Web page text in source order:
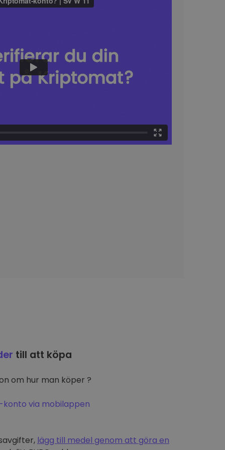
till att köpa
om hur man köper ?
via mobilappen
lägg till medel genom att göra en